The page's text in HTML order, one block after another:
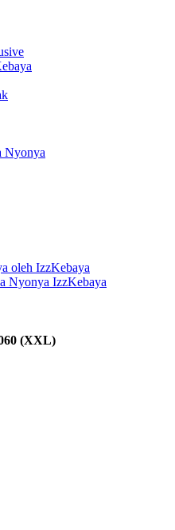
Nyonya
oleh IzzKebaya
Nyonya IzzKebaya
(XXL)